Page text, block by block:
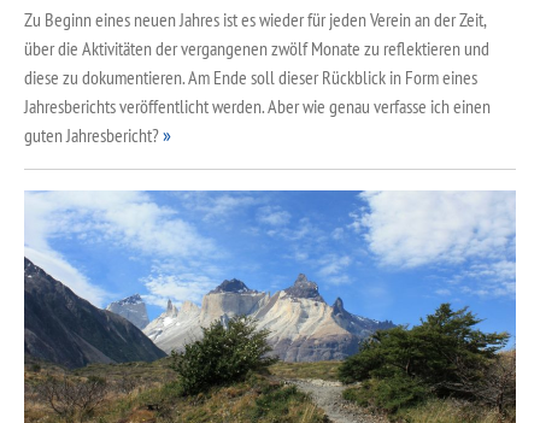
Zu Beginn eines neuen Jahres ist es wieder für jeden Verein an der Zeit,
über die Aktivitäten der vergangenen zwölf Monate zu reflektieren und
diese zu dokumentieren. Am Ende soll dieser Rückblick in Form eines
Jahresberichts veröffentlicht werden. Aber wie genau verfasse ich einen
guten Jahresbericht?